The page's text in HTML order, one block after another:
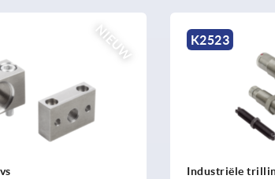
NIEUW
Industriële trillingdemper instelbaar